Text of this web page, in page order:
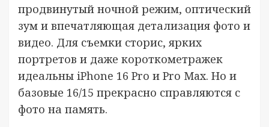
продвинутый ночной режим, оптический
зум и впечатляющая детализация фото и
видео. Для съемки сторис, ярких
портретов и даже короткометражек
идеальны iPhone 16 Pro и Pro Max. Но и
базовые 16/15 прекрасно справляются с
фото на память.